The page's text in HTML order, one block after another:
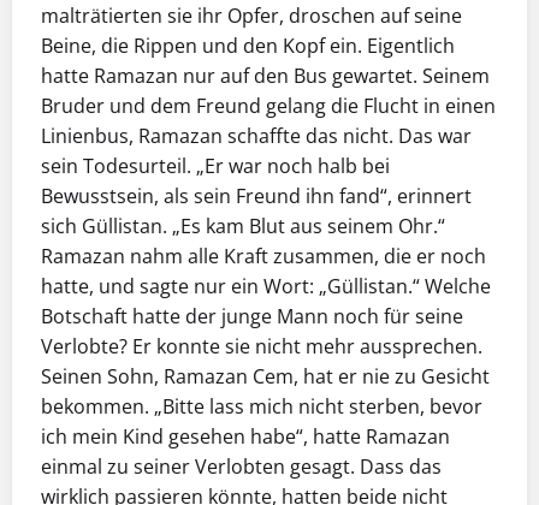
malträtierten sie ihr Opfer, droschen auf seine
Beine, die Rippen und den Kopf ein. Eigentlich
hatte Ramazan nur auf den Bus gewartet. Seinem
Bruder und dem Freund gelang die Flucht in einen
Linienbus, Ramazan schaffte das nicht. Das war
sein Todesurteil. „Er war noch halb bei
Bewusstsein, als sein Freund ihn fand“, erinnert
sich Güllistan. „Es kam Blut aus seinem Ohr.“
Ramazan nahm alle Kraft zusammen, die er noch
hatte, und sagte nur ein Wort: „Güllistan.“ Welche
Botschaft hatte der junge Mann noch für seine
Verlobte? Er konnte sie nicht mehr aussprechen.
Seinen Sohn, Ramazan Cem, hat er nie zu Gesicht
bekommen. „Bitte lass mich nicht sterben, bevor
ich mein Kind gesehen habe“, hatte Ramazan
einmal zu seiner Verlobten gesagt. Dass das
wirklich passieren könnte, hatten beide nicht